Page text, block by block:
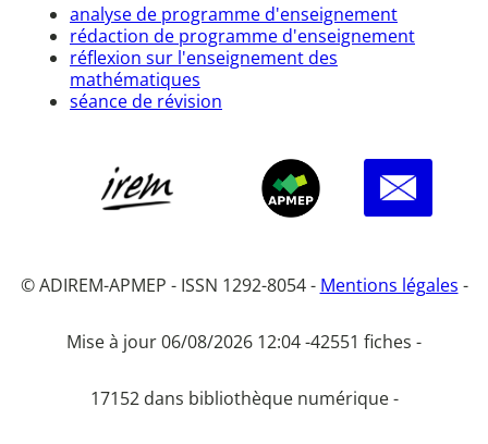
analyse de programme d'enseignement
rédaction de programme d'enseignement
réflexion sur l'enseignement des
mathématiques
séance de révision
© ADIREM-APMEP - ISSN 1292-8054 - Mentions légales -
Mise à jour 06/08/2026 12:04 -42551 fiches -
17152 dans bibliothèque numérique -